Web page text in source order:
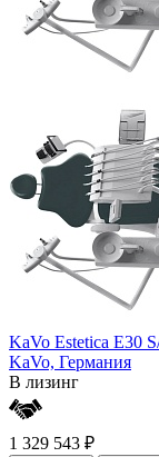
KaVo Estetica E30
KaVo, Германия
В лизинг
1 329 543 ₽